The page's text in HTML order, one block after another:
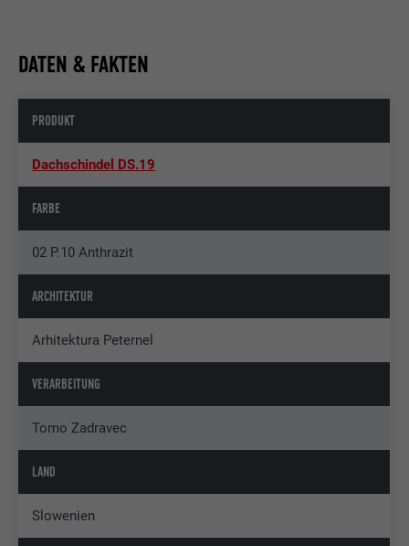
DATEN & FAKTEN
PRODUKT
Dachschindel DS.19
FARBE
02 P.10 Anthrazit
ARCHITEKTUR
Arhitektura Peternel
VERARBEITUNG
Tomo Zadravec
LAND
Slowenien